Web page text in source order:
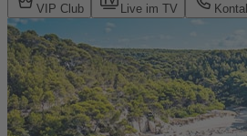
VIP Club Live im TV